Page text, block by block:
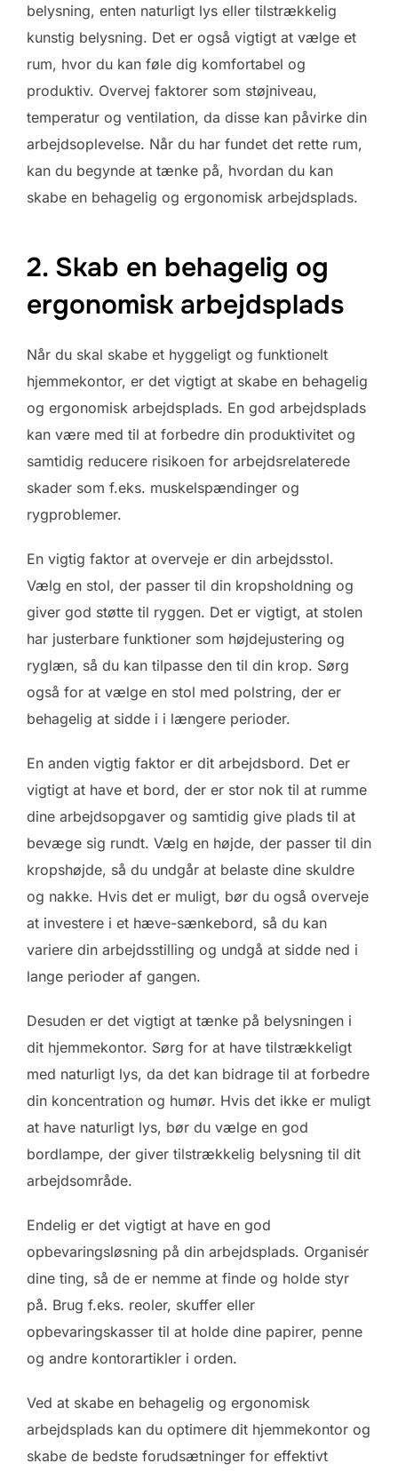
belysning, enten naturligt lys eller tilstrækkelig
kunstig belysning. Det er også vigtigt at vælge et
rum, hvor du kan føle dig komfortabel og
produktiv. Overvej faktorer som støjniveau,
temperatur og ventilation, da disse kan påvirke din
arbejdsoplevelse. Når du har fundet det rette rum,
kan du begynde at tænke på, hvordan du kan
skabe en behagelig og ergonomisk arbejdsplads.
2. Skab en behagelig og
ergonomisk arbejdsplads
Når du skal skabe et hyggeligt og funktionelt
hjemmekontor, er det vigtigt at skabe en behagelig
og ergonomisk arbejdsplads. En god arbejdsplads
kan være med til at forbedre din produktivitet og
samtidig reducere risikoen for arbejdsrelaterede
skader som f.eks. muskelspændinger og
rygproblemer.
En vigtig faktor at overveje er din arbejdsstol.
Vælg en stol, der passer til din kropsholdning og
giver god støtte til ryggen. Det er vigtigt, at stolen
har justerbare funktioner som højdejustering og
ryglæn, så du kan tilpasse den til din krop. Sørg
også for at vælge en stol med polstring, der er
behagelig at sidde i i længere perioder.
En anden vigtig faktor er dit arbejdsbord. Det er
vigtigt at have et bord, der er stor nok til at rumme
dine arbejdsopgaver og samtidig give plads til at
bevæge sig rundt. Vælg en højde, der passer til din
kropshøjde, så du undgår at belaste dine skuldre
og nakke. Hvis det er muligt, bør du også overveje
at investere i et hæve-sænkebord, så du kan
variere din arbejdsstilling og undgå at sidde ned i
lange perioder af gangen.
Desuden er det vigtigt at tænke på belysningen i
dit hjemmekontor. Sørg for at have tilstrækkeligt
med naturligt lys, da det kan bidrage til at forbedre
din koncentration og humør. Hvis det ikke er muligt
at have naturligt lys, bør du vælge en god
bordlampe, der giver tilstrækkelig belysning til dit
arbejdsområde.
Endelig er det vigtigt at have en god
opbevaringsløsning på din arbejdsplads. Organisér
dine ting, så de er nemme at finde og holde styr
på. Brug f.eks. reoler, skuffer eller
opbevaringskasser til at holde dine papirer, penne
og andre kontorartikler i orden.
Ved at skabe en behagelig og ergonomisk
arbejdsplads kan du optimere dit hjemmekontor og
skabe de bedste forudsætninger for effektivt